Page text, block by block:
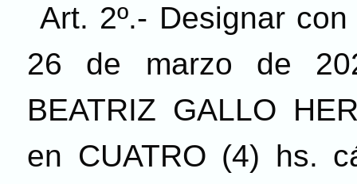
Art. 2º.- Designar
26 de marzo de
BEATRIZ GALLO
en CUATRO (4) hs.